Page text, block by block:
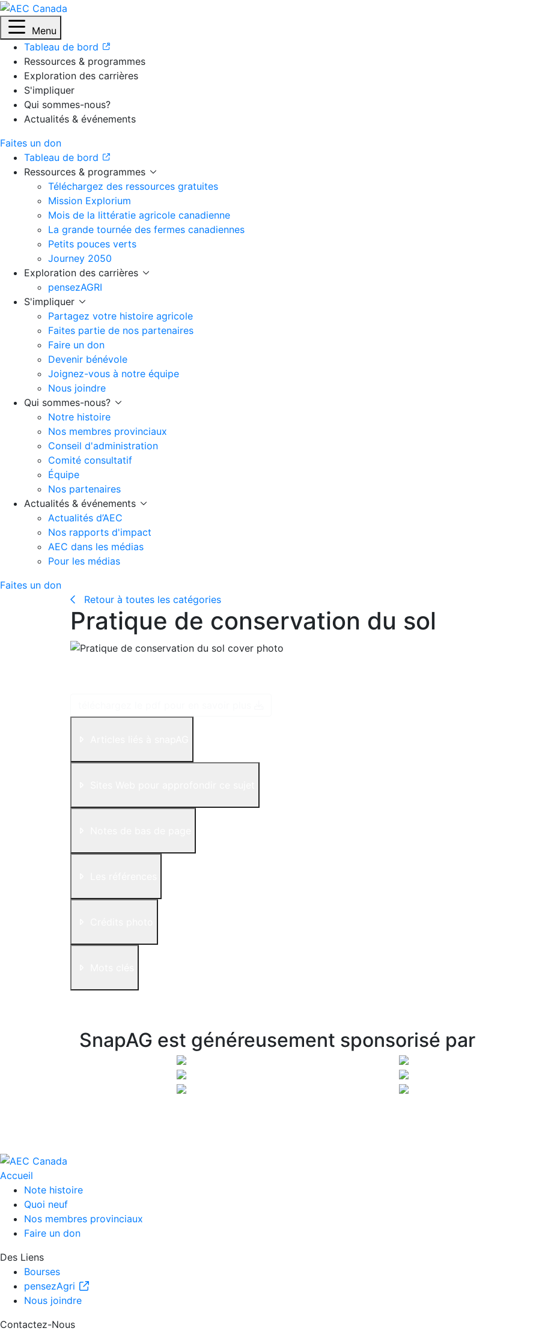
Menu
Tableau de bord
Ressources & programmes
Exploration des carrières
S'impliquer
Qui sommes-nous?
Actualités & événements
Faites un don
Tableau de bord
Ressources & programmes
Téléchargez des ressources gratuites
Mission Explorium
Mois de la littératie agricole canadienne
La grande tournée des fermes canadiennes
Petits pouces verts
Journey 2050
Exploration des carrières
pensezAGRI
S'impliquer
Partagez votre histoire agricole
Faites partie de nos partenaires
Faire un don
Devenir bénévole
Joignez-vous à notre équipe
Nous joindre
Qui sommes-nous?
Notre histoire
Nos membres provinciaux
Conseil d'administration
Comité consultatif
Équipe
Nos partenaires
Actualités & événements
Actualités d’AEC
Nos rapports d'impact
AEC dans les médias
Pour les médias
Faites un don
Retour à toutes les catégories
Pratique de conservation du sol
SnapAG est généreusement sponsorisé par
Accueil
Note histoire
Quoi neuf
Nos membres provinciaux
Faire un don
Des Liens
Bourses
pensezAgri
Nous joindre
Contactez-Nous